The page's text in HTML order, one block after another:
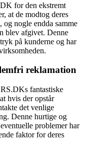
for den ekstremt
at de modtog deres
og nogle endda samme
blev afgivet. Denne
på kunderne og har
reklamation
fantastiske
hvis der opstår
det venlige
Denne hurtige og
problemer har
faktor for deres